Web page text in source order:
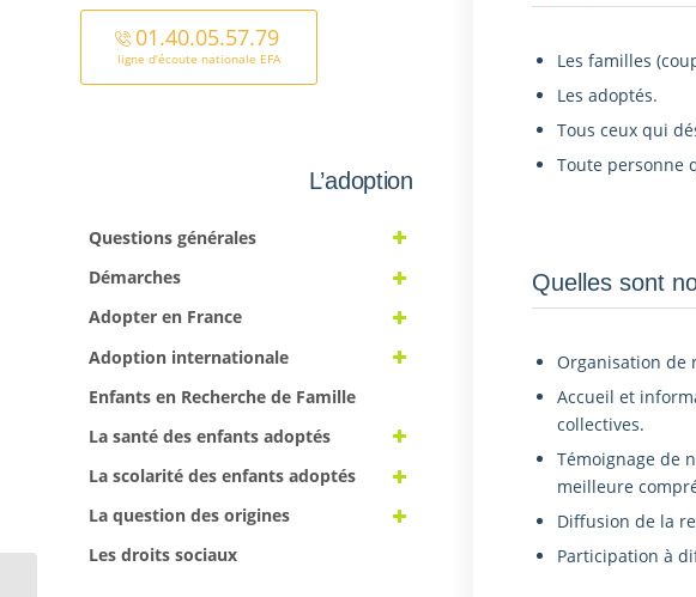
Les familles
Les adoptés.
Tous ceux qui
Toute personne
Quelles sont
Organisation de
Accueil et
collectives.
Témoignage de
meilleure
Diffusion de la
Participation à
01.40.05.57.79
ligne d’écoute nationale EFA
L’adoption
Questions générales
Démarches
Adopter en France
Adoption internationale
Enfants en Recherche de Famille
La santé des enfants adoptés
La scolarité des enfants adoptés
La question des origines
Les droits sociaux